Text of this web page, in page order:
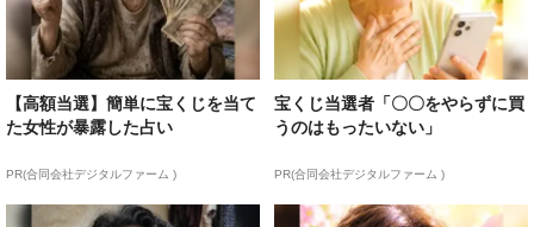
【高額当選】簡単に宝くじを当て
た女性が暴露した占い
PR(合同会社デジタルファーム )
宝くじ当選者「〇〇をやらずに買
うのはもったいない」
PR(合同会社デジタルファーム )